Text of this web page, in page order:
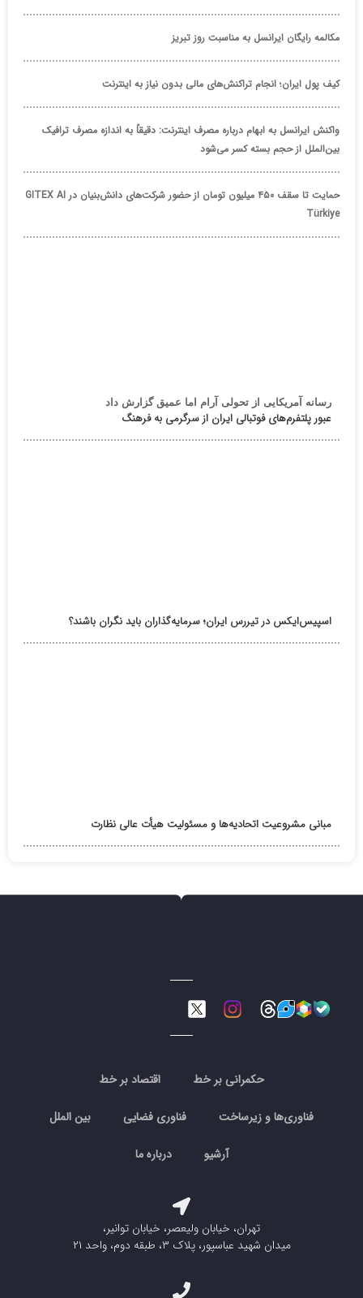
مکالمه رایگان ایرانسل به مناسبت روز تبریز
کیف پول ایران؛ انجام تراکنش‌های مالی بدون نیاز به اینترنت
واکنش ایرانسل به ابهام درباره مصرف اینترنت: دقیقاً به اندازه مصرف ترافیک
بین‌الملل از حجم بسته کسر می‌شود
حمایت تا سقف ۴۵۰ میلیون تومان از حضور شرکت‌های دانش‌بنیان در GITEX AI
Türkiye
رسانه آمریکایی از تحولی آرام اما عمیق گزارش داد
عبور پلتفرم‌های فوتبالی ایران از سرگرمی به فرهنگ
اسپیس‌ایکس در تیررس ایران؛ سرمایه‌گذاران باید نگران باشند؟
مبانی مشروعیت اتحادیه‌ها و مسئولیت هیأت عالی نظارت
حکمرانی بر خط اقتصاد بر خط
فناوری‌ها و زیرساخت فناوری فضایی بین الملل
آرشیو درباره ما
تهران، خیابان ولیعصر، خیابان توانیر،
میدان شهید عباسپور، پلاک ۳، طبقه دوم، واحد ۲۱